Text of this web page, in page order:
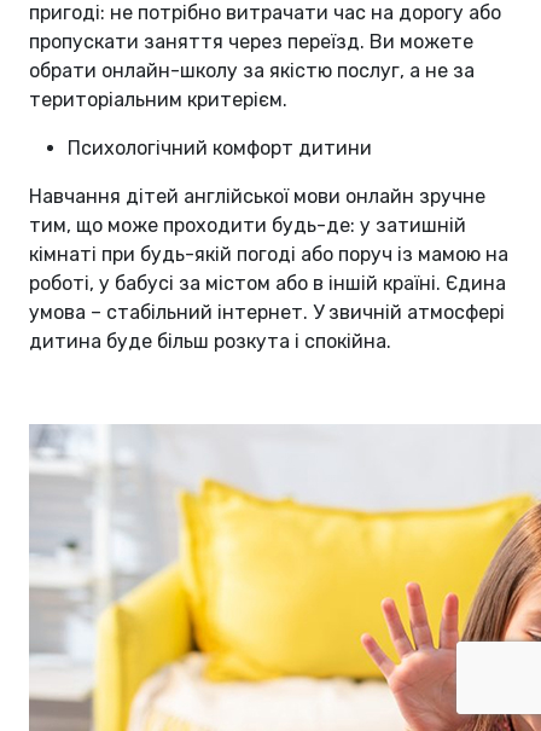
пригоді: не потрібно витрачати час на дорогу або
пропускати заняття через переїзд. Ви можете
обрати онлайн-школу за якістю послуг, а не за
територіальним критерієм.
Психологічний комфорт дитини
Навчання дітей англійської мови онлайн зручне
тим, що може проходити будь-де: у затишній
кімнаті при будь-якій погоді або поруч із мамою на
роботі, у бабусі за містом або в іншій країні. Єдина
умова – стабільний інтернет. У звичній атмосфері
дитина буде більш розкута і спокійна.